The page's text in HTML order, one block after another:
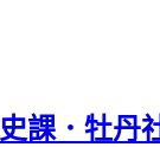
課．牡